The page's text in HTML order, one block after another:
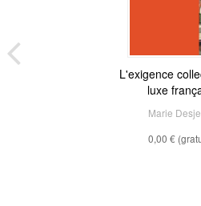
L'exigence
luxe
Marie
0,00 €